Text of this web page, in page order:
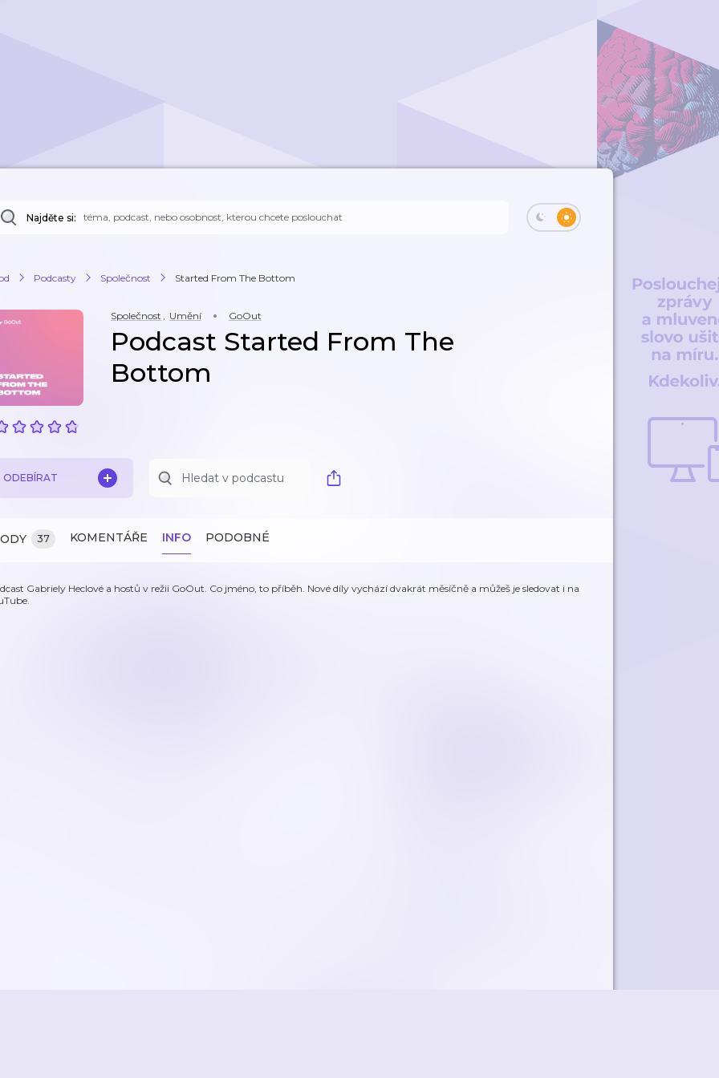
Najděte si:
Podcasty Společnost Started From The Bottom
Společnost , Umění GoOut
Podcast Started From The
Bottom
ODEBÍRAT
37 KOMENTÁŘE INFO PODOBNÉ
Gabriely Heclové a hostů v režii GoOut. Co jméno, to příběh. Nové díly vychází dvakrát měsíčně a můžeš je sledovat i na